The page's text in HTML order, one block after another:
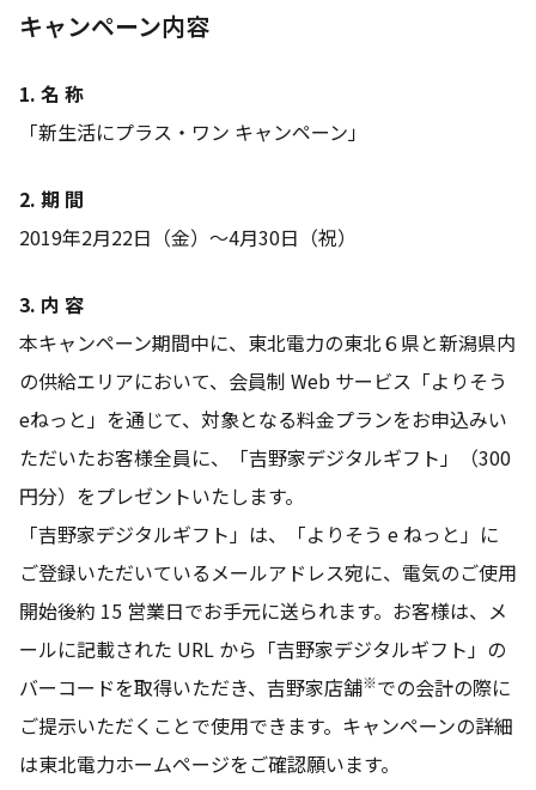
キャンペーン内容
1. 名 称
「新生活にプラス・ワン キャンペーン」
2. 期 間
2019年2月22日（金）～4月30日（祝）
3. 内 容
本キャンペーン期間中に、東北電力の東北６県と新潟県内
の供給エリアにおいて、会員制 Web サービス「よりそう
eねっと」を通じて、対象となる料金プランをお申込みい
ただいたお客様全員に、「吉野家デジタルギフト」（300
円分）をプレゼントいたします。
「吉野家デジタルギフト」は、「よりそう e ねっと」に
ご登録いただいているメールアドレス宛に、電気のご使用
開始後約 15 営業日でお手元に送られます。お客様は、メ
ールに記載された URL から「吉野家デジタルギフト」の
バーコードを取得いただき、吉野家店舗※での会計の際に
ご提示いただくことで使用できます。キャンペーンの詳細
は東北電力ホームページをご確認願います。